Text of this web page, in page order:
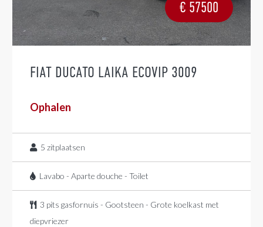
€ 57500
FIAT DUCATO LAIKA ECOVIP 3009
Ophalen
5 zitplaatsen
Lavabo - Aparte douche - Toilet
3 pits gasfornuis - Gootsteen - Grote koelkast met
diepvriezer